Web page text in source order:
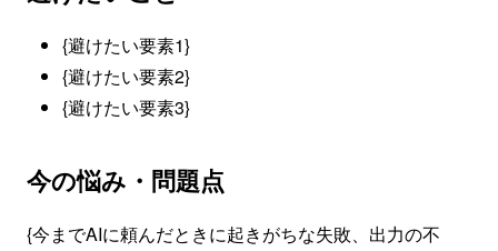
{避けたい要素1}
{避けたい要素2}
{避けたい要素3}
今の悩み・問題点
{今までAIに頼んだときに起きがちな失敗、出力の不